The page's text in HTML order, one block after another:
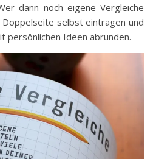
dann noch eigene Vergleiche
selbst eintragen und
persönlichen Ideen abrunden.